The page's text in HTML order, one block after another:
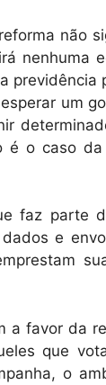
não
nenhuma
um
é o caso
faz parte
e
favor da
que
o